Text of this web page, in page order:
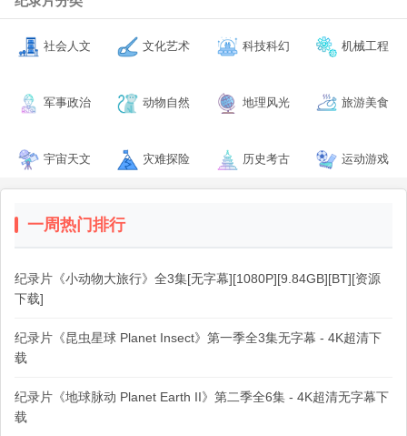
社会人文 文化艺术 科技科幻 机械工程
军事政治 动物自然 地理风光 旅游美食
宇宙天文 灾难探险 历史考古 运动游戏
一周热门排行
纪录片《小动物大旅行》全3集[无字幕][1080P][9.84GB][BT][资源
下载]
纪录片《昆虫星球 Planet Insect》第一季全3集无字幕 - 4K超清下
载
纪录片《地球脉动 Planet Earth II》第二季全6集 - 4K超清无字幕下
载